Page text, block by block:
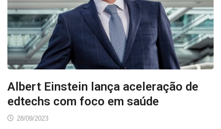
Albert Einstein lança aceleração de
edtechs com foco em saúde
28/09/2023